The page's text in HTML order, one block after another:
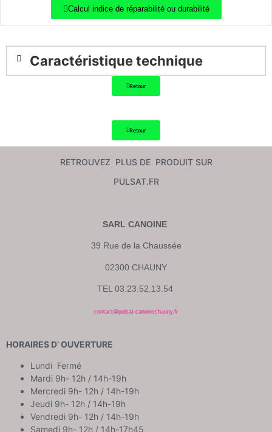
Calcul indice de réparabilité ou durabilité
Caractéristique technique
Retour
Retour
RETROUVEZ PLUS DE PRODUIT SUR
PULSAT.FR
SARL CANOINE
39 Rue de la Chaussée
02300 CHAUNY
TEL 03.23.52.13.54
contact@pulsat-canoinechauny.fr
HORAIRES D’ OUVERTURE
Lundi Fermé
Mardi 9h- 12h / 14h-19h
Mercredi 9h- 12h / 14h-19h
Jeudi 9h- 12h / 14h-19h
Vendredi 9h- 12h / 14h-19h
Samedi 9h- 12h / 14h-17h45